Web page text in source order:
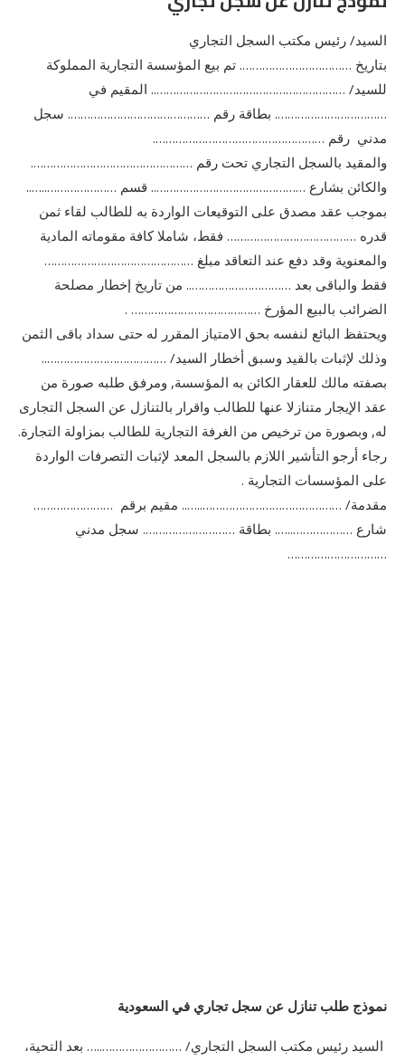
السید/ رئیس مكتب السجل التجاري
بتاریخ ……………………………. تم بيع المؤسسة التجارية المملوكة
للسید/ ………………………………………………….. المقیم في
……………………………. بطاقة رقم ……………………………………. سجل
مدني رقم …………………………………………….
والمقيد بالسجل التجاري تحت رقم ………………………………………….
والكائن بشارع ……………………………………….. قسم …………………..…..
بموجب عقد مصدق على التوقيعات الواردة به للطالب لقاء ثمن
قدره ………………………………… فقط، شاملا كافة مقوماته المادية
والمعنوية وقد دفع عند التعاقد مبلغ ………………………………………
فقط والباقى بعد ………………………….. من تاريخ إخطار مصلحة
الضرائب بالبيع المؤرخ ………………………………… .
ويحتفظ البائع لنفسه بحق الامتياز المقرر له حتى سداد باقى الثمن
وذلك لإثبات بالقيد وسبق أخطار السید/ ………………………………..
بصفته مالك للعقار الكائن به المؤسسة, ومرفق طلبه صورة من
عقد الإيجار متنازلا عنها للطالب واقرار بالتنازل عن السجل التجارى
له, وبصورة من ترخیص من الغرفة التجاریة للطالب بمزاولة التجارة.
رجاء أرجو التأشير اللازم بالسجل المعد لإثبات التصرفات الواردة
على المؤسسات التجارية .
مقدمة/ ……………………………………..….. مقیم برقم ……………………
شارع ………………..…. بطاقة ………………………. سجل مدني
…………………………
نموذج طلب تنازل عن سجل تجاري في السعودية
السيد رئيس مكتب السجل التجاري/ ……………………..… بعد التحية،